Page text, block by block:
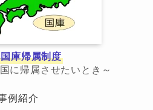
庫帰属制度
に帰属させたいとき～
例紹介